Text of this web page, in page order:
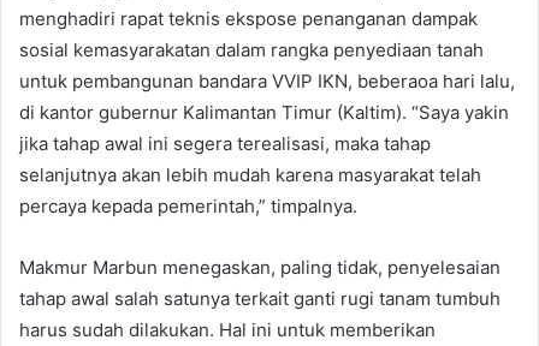
menghadiri rapat teknis ekspose penanganan dampak
sosial kemasyarakatan dalam rangka penyediaan tanah
untuk pembangunan bandara VVIP IKN, beberaoa hari lalu,
di kantor gubernur Kalimantan Timur (Kaltim). “Saya yakin
jika tahap awal ini segera terealisasi, maka tahap
selanjutnya akan lebih mudah karena masyarakat telah
percaya kepada pemerintah,” timpalnya.
Makmur Marbun menegaskan, paling tidak, penyelesaian
tahap awal salah satunya terkait ganti rugi tanam tumbuh
harus sudah dilakukan. Hal ini untuk memberikan